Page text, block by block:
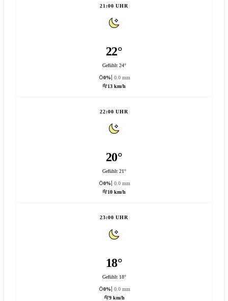
21:00 UHR
22°
Gefühlt 24°
0%
0.0 mm
13 km/h
22:00 UHR
20°
Gefühlt 21°
0%
0.0 mm
10 km/h
23:00 UHR
18°
Gefühlt 18°
0%
0.0 mm
9 km/h